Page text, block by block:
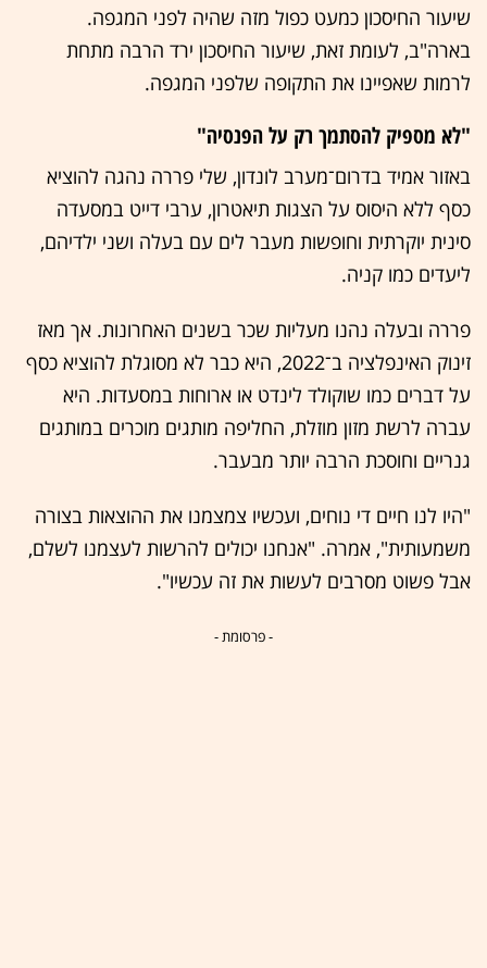
שיעור החיסכון כמעט כפול מזה שהיה לפני המגפה.
בארה"ב, לעומת זאת, שיעור החיסכון ירד הרבה מתחת
לרמות שאפיינו את התקופה שלפני המגפה.
"לא מספיק להסתמך רק על הפנסיה"
באזור אמיד בדרום־מערב לונדון, שלי פררה נהגה להוציא
כסף ללא היסוס על הצגות תיאטרון, ערבי דייט במסעדה
סינית יוקרתית וחופשות מעבר לים עם בעלה ושני ילדיהם,
ליעדים כמו קניה.
פררה ובעלה נהנו מעליות שכר בשנים האחרונות. אך מאז
זינוק האינפלציה ב־2022, היא כבר לא מסוגלת להוציא כסף
על דברים כמו שוקולד לינדט או ארוחות במסעדות. היא
עברה לרשת מזון מוזלת, החליפה מותגים מוכרים במותגים
גנריים וחוסכת הרבה יותר מבעבר.
"היו לנו חיים די נוחים, ועכשיו צמצמנו את ההוצאות בצורה
משמעותית", אמרה. "אנחנו יכולים להרשות לעצמנו לשלם,
אבל פשוט מסרבים לעשות את זה עכשיו".
- פרסומת -